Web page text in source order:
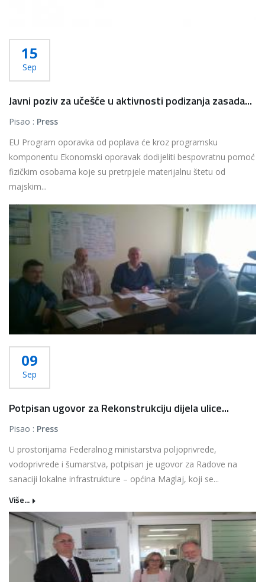
15
Sep
Javni poziv za učešće u aktivnosti podizanja zasada...
Pisao : Press
EU Program oporavka od poplava će kroz programsku
komponentu Ekonomski oporavak dodijeliti bespovratnu pomoć
fizičkim osobama koje su pretrpjele materijalnu štetu od
majskim...
Više...
09
Sep
Potpisan ugovor za Rekonstrukciju dijela ulice...
Pisao : Press
U prostorijama Federalnog ministarstva poljoprivrede,
vodoprivrede i šumarstva, potpisan je ugovor za Radove na
sanaciji lokalne infrastrukture – općina Maglaj, koji se...
Više...